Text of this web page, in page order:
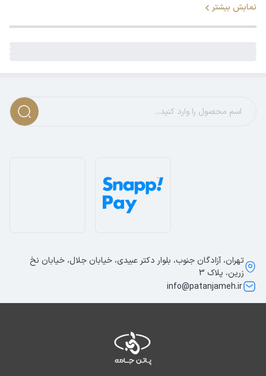
نمایش بیشتر
تهران، آزادگان جنوب، بلوار دکتر عبیدی، خیابان جلال، خیابان نخ
زرین، پلاک 3
info@patanjameh.ir